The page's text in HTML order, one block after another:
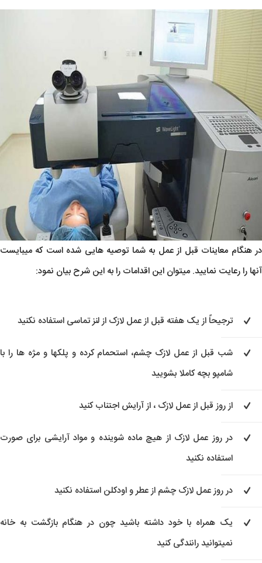
در هنگام معاینات قبل از عمل به شما توصیه هایی شده است که میبایست
آنها را رعایت نمایید. میتوان این اقدامات را به این شرح بیان نمود:
ترجیحاً از یک هفته قبل از عمل لازک از لنز تماسی استفاده نکنید
شب قبل از عمل لازک چشم، استحمام کرده و پلکها و مژه ها را با
شامپو بچه کاملا بشویید
از روز قبل از عمل لازک ، از آرایش اجتناب کنید
در روز عمل لازک از هیچ ماده شوینده و مواد آرایشی برای صورت
استفاده نکنید
در روز عمل لازک چشم از عطر و اودکلن استفاده نکنید
یک همراه با خود داشته باشید چون در هنگام بازگشت به خانه
نمیتوانید رانندگی کنید